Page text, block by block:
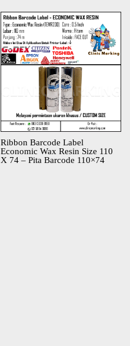
Ribbon Barcode Label
Economic Wax Resin Size 110
X 74 – Pita Barcode 110×74